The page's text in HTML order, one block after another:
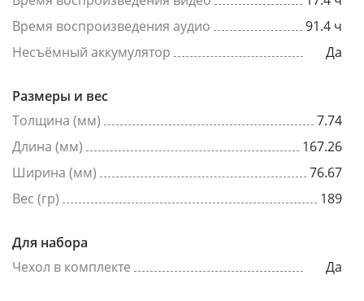
Время воспроизведения аудио
91.4 ч
Несъёмный аккумулятор
Да
Размеры и вес
Толщина (мм)
7.74
Длина (мм)
167.26
Ширина (мм)
76.67
Вес (гр)
189
Для набора
Чехол в комплекте
Да